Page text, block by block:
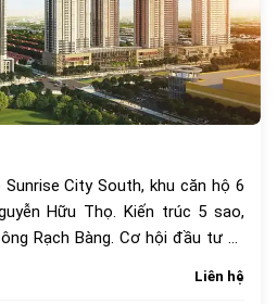
City South, khu căn hộ 6
Hữu Thọ. Kiến trúc 5 sao,
Rạch Bàng. Cơ hội đầu tư và
Liên hệ